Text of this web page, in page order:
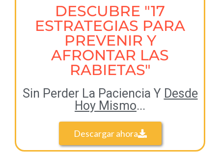
DESCUBRE "17
ESTRATEGIAS PARA
PREVENIR Y
AFRONTAR LAS
RABIETAS"
Sin Perder La Paciencia Y Desde
Hoy Mismo...
Descargar ahora